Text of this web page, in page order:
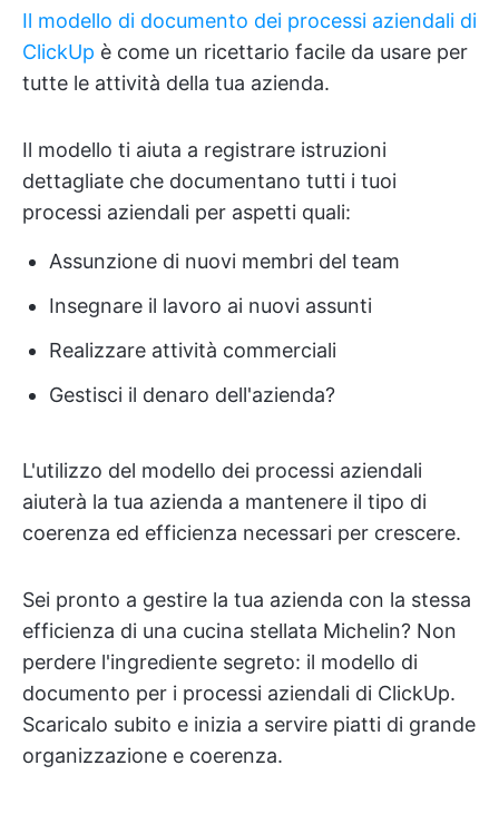
Il modello di documento dei processi aziendali di
ClickUp è come un ricettario facile da usare per
tutte le attività della tua azienda.
Il modello ti aiuta a registrare istruzioni
dettagliate che documentano tutti i tuoi
processi aziendali per aspetti quali:
Assunzione di nuovi membri del team
Insegnare il lavoro ai nuovi assunti
Realizzare attività commerciali
Gestisci il denaro dell'azienda?
L'utilizzo del modello dei processi aziendali
aiuterà la tua azienda a mantenere il tipo di
coerenza ed efficienza necessari per crescere.
Sei pronto a gestire la tua azienda con la stessa
efficienza di una cucina stellata Michelin? Non
perdere l'ingrediente segreto: il modello di
documento per i processi aziendali di ClickUp.
Scaricalo subito e inizia a servire piatti di grande
organizzazione e coerenza.